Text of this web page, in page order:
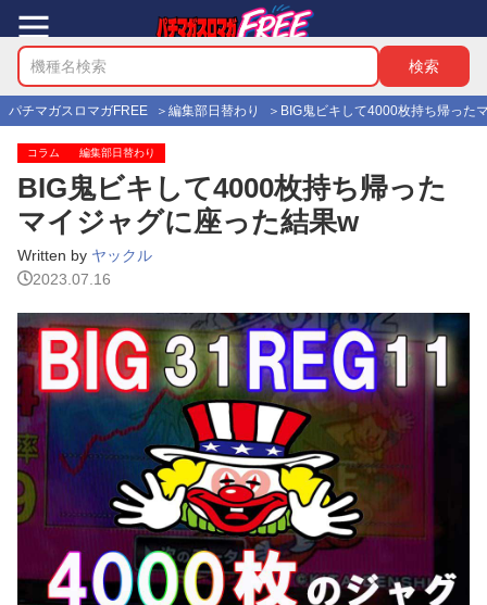
パチマガスロマガFREE 編集部日替わり BIG鬼ビキして4000枚持ち帰った
コラム 編集部日替わり
BIG鬼ビキして4000枚持ち帰った
マイジャグに座った結果w
Written by ヤックル
2023.07.16